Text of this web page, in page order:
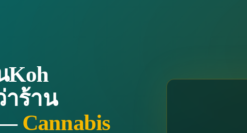
Koh
าร้าน
Cannabis